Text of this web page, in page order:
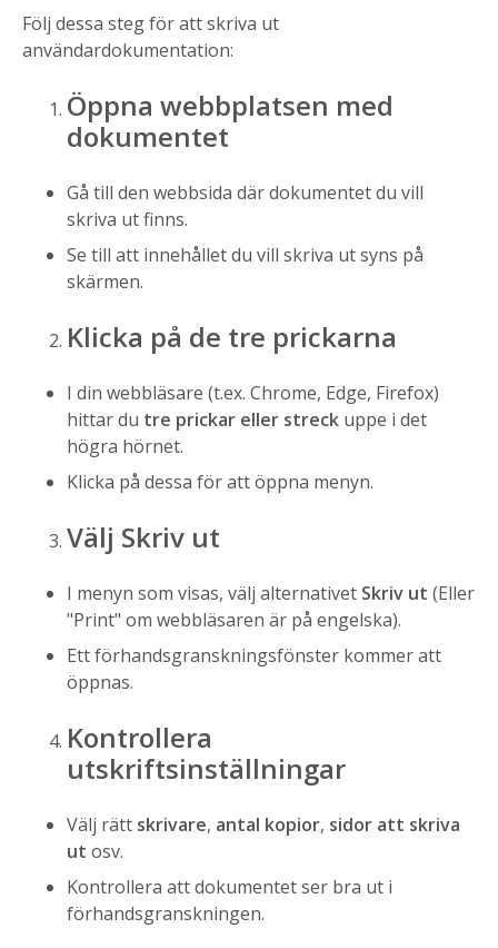
Följ dessa steg för att skriva ut
användardokumentation:
Öppna webbplatsen med
dokumentet
Gå till den webbsida där dokumentet du vill
skriva ut finns.
Se till att innehållet du vill skriva ut syns på
skärmen.
Klicka på de tre prickarna
I din webbläsare (t.ex. Chrome, Edge, Firefox)
hittar du tre prickar eller streck uppe i det
högra hörnet.
Klicka på dessa för att öppna menyn.
Välj Skriv ut
I menyn som visas, välj alternativet Skriv ut (Eller
"Print" om webbläsaren är på engelska).
Ett förhandsgranskningsfönster kommer att
öppnas.
Kontrollera
utskriftsinställningar
Välj rätt skrivare, antal kopior, sidor att skriva
ut osv.
Kontrollera att dokumentet ser bra ut i
förhandsgranskningen.